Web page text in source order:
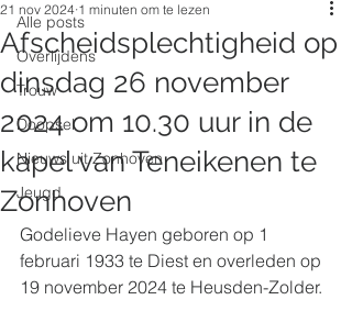
Alle posts
Overlijdens
Trouw
Doopsel
Nieuws uit Zonhoven
Jeugd
Afscheidsplechtigheid op
dinsdag 26 november
2024 om 10.30 uur in de
kapel van Teneikenen te
Zonhoven
21 nov 2024 1 minuten om te lezen
Godelieve Hayen geboren op 1
februari 1933 te Diest en overleden op
19 november 2024 te Heusden-Zolder.